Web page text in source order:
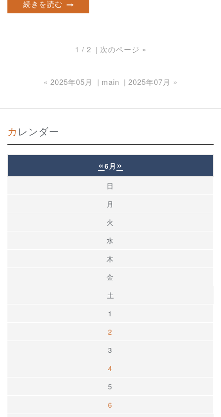
続きを読む
1 / 2 次のページ »
« 2025年05月 main 2025年07月 »
カレンダー
«6月 »
日
月
火
水
木
金
土
1
2
3
4
5
6